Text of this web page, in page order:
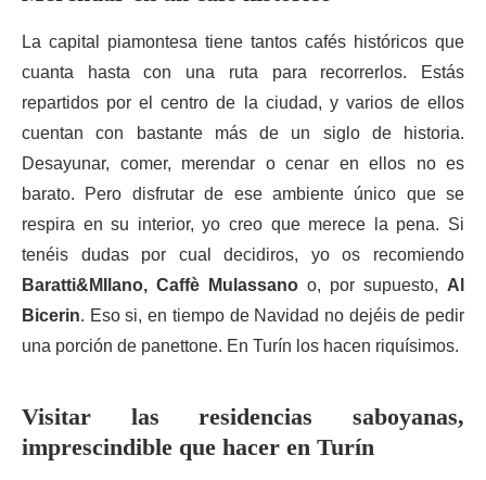
La capital piamontesa tiene tantos cafés históricos que
cuanta hasta con una ruta para recorrerlos. Estás
repartidos por el centro de la ciudad, y varios de ellos
cuentan con bastante más de un siglo de historia.
Desayunar, comer, merendar o cenar en ellos no es
barato. Pero disfrutar de ese ambiente único que se
respira en su interior, yo creo que merece la pena. Si
tenéis dudas por cual decidiros, yo os recomiendo
Baratti&MIlano, Caffè Mulassano o, por supuesto, Al
Bicerin. Eso si, en tiempo de Navidad no dejéis de pedir
una porción de panettone. En Turín los hacen riquísimos.
Visitar las residencias saboyanas,
imprescindible que hacer en Turín